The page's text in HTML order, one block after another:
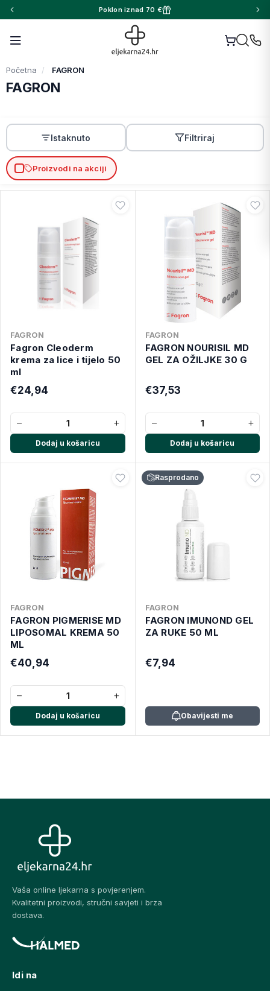
Poklon iznad 70 €
Početna FAGRON
FAGRON
Istaknuto Filtriraj
Proizvodi na akciji
FAGRON
Fagron Cleoderm
krema za lice i tijelo 50
ml
€24,94
− +
Dodaj u košaricu
FAGRON
FAGRON NOURISIL MD
GEL ZA OŽILJKE 30 G
€37,53
− +
Dodaj u košaricu
FAGRON
FAGRON PIGMERISE MD
LIPOSOMAL KREMA 50
ML
€40,94
− +
Dodaj u košaricu
Rasprodano
FAGRON
FAGRON IMUNOND GEL
ZA RUKE 50 ML
€7,94
Obavijesti me
Vaša online ljekarna s povjerenjem.
Kvalitetni proizvodi, stručni savjeti i brza
dostava.
Idi na